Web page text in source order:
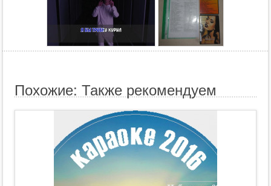
Похожие: Также рекомендуем